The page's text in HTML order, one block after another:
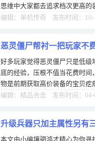
思维中大家都去追求档次更高
被淘汰了，尤其是首饰系列很多
编辑：单机传奇 发布时间：10-
恶灵僵尸帮衬一把玩家不
好多玩家觉得恶灵僵尸只是低
底的经验，压根不值当花费时
物是前期获取高价装备的宝贝疙
费劲拿到值钱装备。恶灵僵尸看
编辑：精品合击 发布时间：04-
升级兵器只加主属性另有
本文由小编壤驷鸿才精心为你